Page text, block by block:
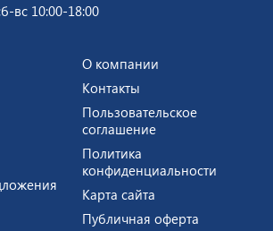
вс 10:00-18:00
О компании
Контакты
Пользовательское
соглашение
Политика
конфиденциальности
Карта сайта
Публичная оферта